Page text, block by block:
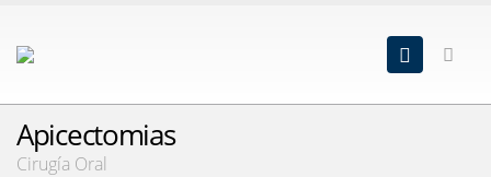
Apicectomias
Cirugía Oral